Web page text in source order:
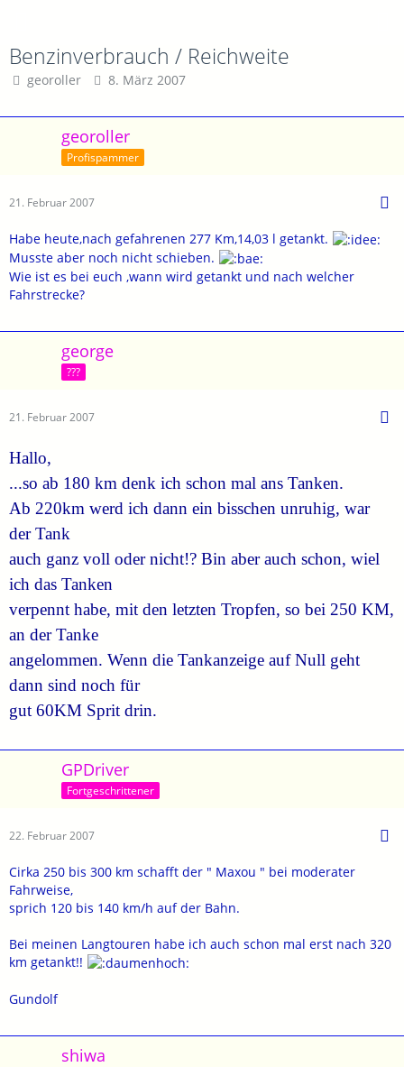
Benzinverbrauch / Reichweite
georoller 8. März 2007
georoller
Profispammer
21. Februar 2007
Habe heute,nach gefahrenen 277 Km,14,03 l getankt.
Musste aber noch nicht schieben.
Wie ist es bei euch ,wann wird getankt und nach welcher
Fahrstrecke?
george
???
21. Februar 2007
Hallo,
...so ab 180 km denk ich schon mal ans Tanken.
Ab 220km werd ich dann ein bisschen unruhig, war
der Tank
auch ganz voll oder nicht!? Bin aber auch schon, wiel
ich das Tanken
verpennt habe, mit den letzten Tropfen, so bei 250 KM,
an der Tanke
angelommen. Wenn die Tankanzeige auf Null geht
dann sind noch für
gut 60KM Sprit drin.
GPDriver
Fortgeschrittener
22. Februar 2007
Cirka 250 bis 300 km schafft der " Maxou " bei moderater
Fahrweise,
sprich 120 bis 140 km/h auf der Bahn.
Bei meinen Langtouren habe ich auch schon mal erst nach 320
km getankt!!
Gundolf
shiwa